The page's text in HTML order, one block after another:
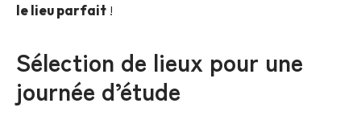
le lieu parfait !
Sélection de lieux pour une
journée d’étude